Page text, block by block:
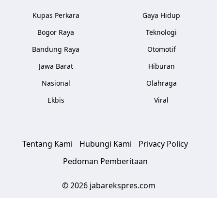
Kupas Perkara
Bogor Raya
Bandung Raya
Jawa Barat
Nasional
Ekbis
Gaya Hidup
Teknologi
Otomotif
Hiburan
Olahraga
Viral
Tentang Kami Hubungi Kami
Privacy Policy
Pedoman Pemberitaan
© 2026 jabarekspres.com